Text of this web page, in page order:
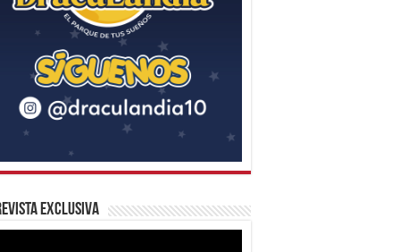
Exclusiva